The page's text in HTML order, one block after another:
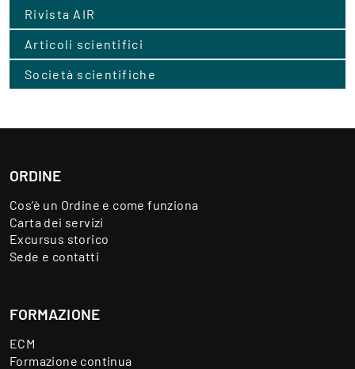
Rivista AIR
Articoli scientifici
Società scientifiche
ORDINE
Cos’è un Ordine e come funziona
Carta dei servizi
Excursus storico
Sede e contatti
FORMAZIONE
ECM
Formazione continua